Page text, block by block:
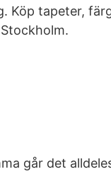
Köp tapeter,
går det